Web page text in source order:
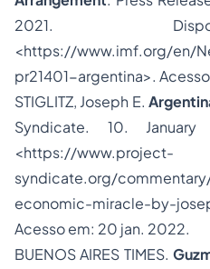
2021.
<https://www.imf.org/en/
pr21401-argentina>.
STIGLITZ, Joseph E.
Syndicate. 10.
<https://www.project-
syndicate.org/
economic-miracle-by-
Acesso em: 20 jan. 2022.
BUENOS AIRES TIMES.